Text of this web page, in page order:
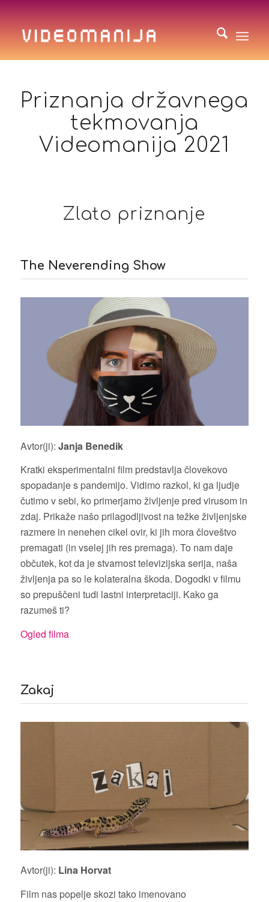
Priznanja državnega
tekmovanja
Videomanija 2021
Zlato priznanje
The Neverending Show
Avtor(ji): Janja Benedik
Kratki eksperimentalni film predstavlja človekovo
spopadanje s pandemijo. Vidimo razkol, ki ga ljudje
čutimo v sebi, ko primerjamo življenje pred virusom in
zdaj. Prikaže našo prilagodljivost na težke življenjske
razmere in nenehen cikel ovir, ki jih mora človeštvo
premagati (in vselej jih res premaga). To nam daje
občutek, kot da je stvarnost televizijska serija, naša
življenja pa so le kolateralna škoda. Dogodki v filmu
so prepuščeni tudi lastni interpretaciji. Kako ga
razumeš ti?
Ogled filma
Zakaj
Avtor(ji): Lina Horvat
Film nas popelje skozi tako imenovano